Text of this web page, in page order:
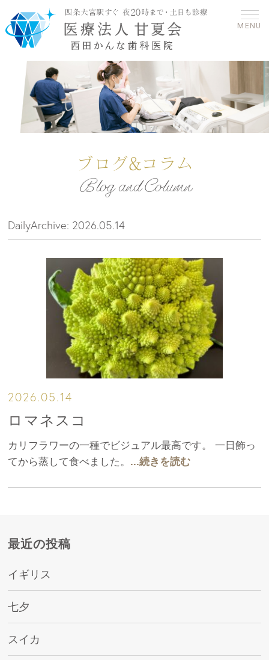
MENU
ブログ&コラム
Blog and Column
DailyArchive: 2026.05.14
2026.05.14
ロマネスコ
カリフラワーの一種でビジュアル最高です。 一日飾っ
てから蒸して食べました。 ...続きを読む
最近の投稿
イギリス
七夕
スイカ